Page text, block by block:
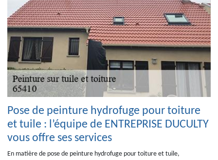
Pose de peinture hydrofuge pour toiture
et tuile : l’équipe de ENTREPRISE DUCULTY
vous offre ses services
En matière de pose de peinture hydrofuge pour toiture et tuile,